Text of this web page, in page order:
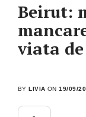
Beirut:
viata
BYLIVIA ON19/09/